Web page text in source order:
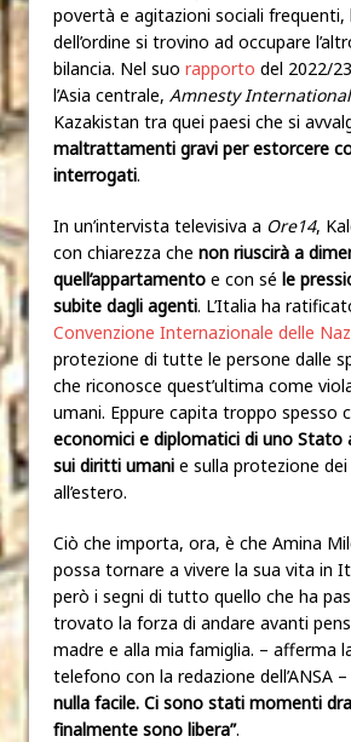
povertà e agitazioni sociali frequenti,
dell’ordine si trovino ad occupare
bilancia. Nel suo rapporto del 2022/
l’Asia centrale, Amnesty International
Kazakistan tra quei paesi che si
maltrattamenti gravi per estorcere
interrogati.
In un’intervista televisiva a Ore14,
con chiarezza che non riuscirà a
quell’appartamento e con sé le
subite dagli agenti. L’Italia ha
Convenzione Internazionale delle
protezione di tutte le persone dalle
che riconosce quest’ultima come
umani. Eppure capita troppo spesso
economici e diplomatici di uno Stato
sui diritti umani e sulla protezione
all’estero.
Ciò che importa, ora, è che Amina
possa tornare a vivere la sua vita in
però i segni di tutto quello che ha
trovato la forza di andare avanti
madre e alla mia famiglia. – afferma
telefono con la redazione dell’ANSA –
nulla facile. Ci sono stati momenti
finalmente sono libera”.